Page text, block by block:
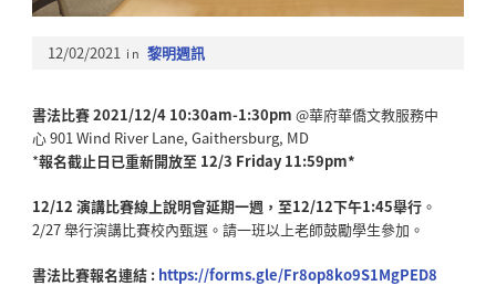
12/02/2021 in 黎明週訊
書法比賽2021/12/4 10:30am-1:30pm @華府華僑文教服務中
心 901 Wind River Lane, Gaithersburg, MD
*報名截止日已重新開放至 12/3 Friday 11:59pm*
12/12 演講比賽線上說明會延期一週，至12/12下午1:45舉行。
2/27 舉行演講比賽校內甄選。請一班以上老師鼓勵學生參加。
書法比賽報名連結 : https://forms.gle/Fr8op8ko9S1MgPED8